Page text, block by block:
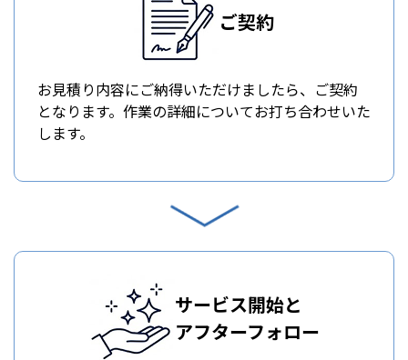
ご契約
お見積り内容にご納得いただけましたら、ご契約
となります。作業の詳細についてお打ち合わせいた
します。
サービス開始と
アフターフォロー